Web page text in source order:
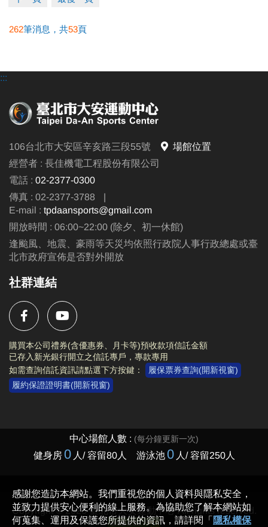
▪︎ 大安APP 長佳Sports+ APP傳送門⬇
google play 傳送門點我(另開新視窗)
●電話洽詢 (02)2396-0300 分機103、104
262筆消息，共53頁
:::
106台北市大安區辛亥路三段55號
場館位置
經營者 : 長佳機電工程股份有限公司
電話 : 02-2377-0300
傳真 : 02-2377-3788
|
E-mail : tpdaansports@gmail.com
開放時間 : 06:00~22:00 (除夕、初一休館)
逢颱風、地震、豪雨等天災均依照行政院人事行政總處或臺
北市政府宣佈是否對外開放
社群連結
購買本公司禮券(含優惠券、月卡等)預收款項信託金額
已存入新光銀行開立之信託專戶，專款專用
如需查詢信託資訊請點選下方按鍵：
履保票券查詢(開新視窗)
履約保證證明書(開新視窗)
Copyright © 2023 臺北市大安運動中心 All rights reserved.